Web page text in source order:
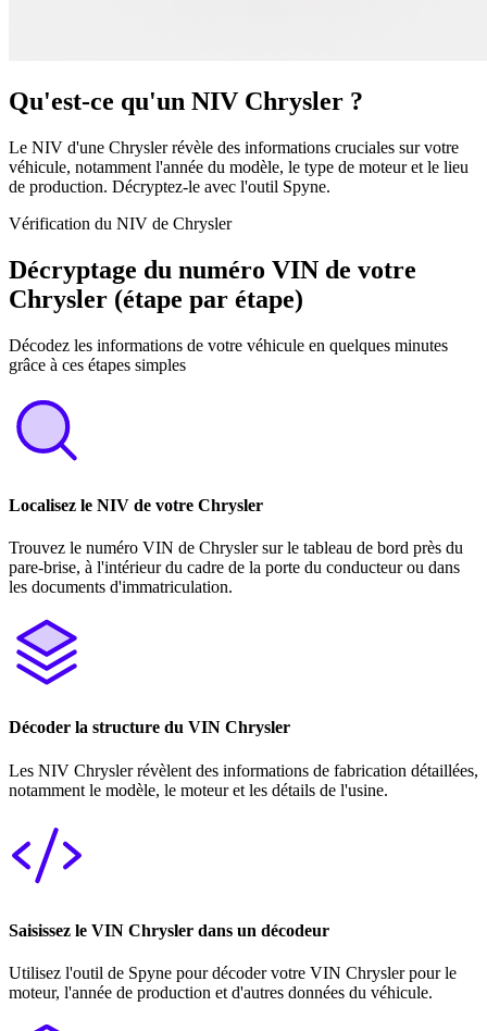
Qu'est-ce qu'un NIV Chrysler ?
Le NIV d'une Chrysler révèle des informations cruciales sur votre
véhicule, notamment l'année du modèle, le type de moteur et le lieu
de production. Décryptez-le avec l'outil Spyne.
Vérification du NIV de Chrysler
Décryptage du numéro VIN de votre
Chrysler (étape par étape)
Décodez les informations de votre véhicule en quelques minutes
grâce à ces étapes simples
Localisez le NIV de votre Chrysler
Trouvez le numéro VIN de Chrysler sur le tableau de bord près du
pare-brise, à l'intérieur du cadre de la porte du conducteur ou dans
les documents d'immatriculation.
Décoder la structure du VIN Chrysler
Les NIV Chrysler révèlent des informations de fabrication détaillées,
notamment le modèle, le moteur et les détails de l'usine.
Saisissez le VIN Chrysler dans un décodeur
Utilisez l'outil de Spyne pour décoder votre VIN Chrysler pour le
moteur, l'année de production et d'autres données du véhicule.